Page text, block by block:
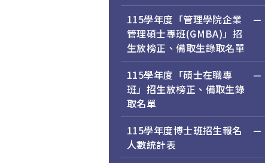
115學年度「管理學院企業
管理碩士專班(GMBA)」招
生放榜正、備取生錄取名單
115學年度「碩士在職專
班」招生放榜正、備取生錄
取名單
115學年度博士班招生報名
人數統計表